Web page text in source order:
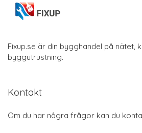
Fixup.se är din bygghandel på nätet,
byggutrustning.
Kontakt
Om du har några frågor kan du